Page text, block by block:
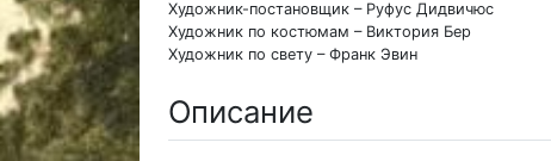
Художник-постановщик – Руфус Дидвичюс
Художник по костюмам – Виктория Бер
Художник по свету – Франк Эвин
Описание